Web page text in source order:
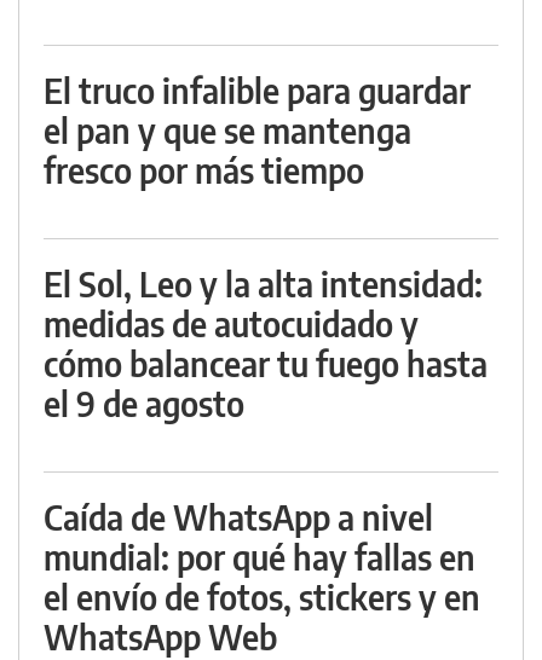
El truco infalible para guardar
el pan y que se mantenga
fresco por más tiempo
El Sol, Leo y la alta intensidad:
medidas de autocuidado y
cómo balancear tu fuego hasta
el 9 de agosto
Caída de WhatsApp a nivel
mundial: por qué hay fallas en
el envío de fotos, stickers y en
WhatsApp Web